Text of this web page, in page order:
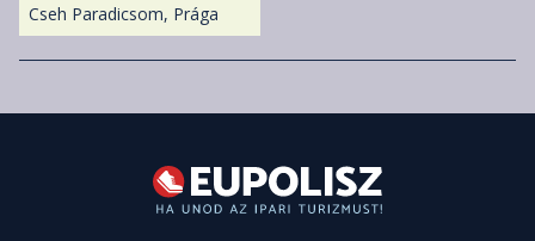
Cseh Paradicsom, Prága